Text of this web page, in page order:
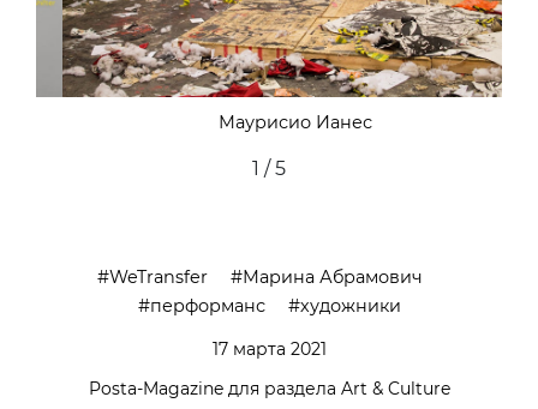
Маурисио Ианес
2 / 5
WeTransfer
Марина Абрамович
перформанс
художники
17 марта 2021
Posta-Magazine для раздела Art & Culture